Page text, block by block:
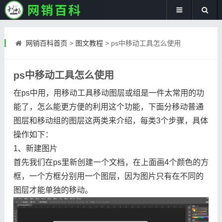
网销百科首页 > 图文教程 >ps中移动工具怎么使用
ps中移动工具怎么使用
在ps中用，用移动工具移动图层或组是一件太常用的功
能了，怎么能更方便的利用这个功能，下面分移动普通
图层和移动组的图层这两类来介绍，每类3个步骤，具体
操作如下：
1、新建图片
首先我们在ps里新创建一个文档，在上面画4个颜色的方
框，一个方框分别用一个图层，因为图片只有在不同的
图层才能单独的移动。